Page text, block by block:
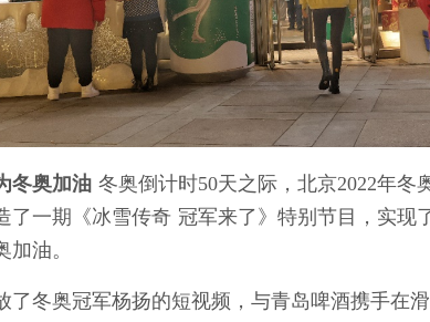
冬奥加油 冬奥倒计时50天之际，北京2022年
了一期《冰雪传奇 冠军来了》特别节目，实现
油。
奥冠军杨扬的短视频，与青岛啤酒携手在滑